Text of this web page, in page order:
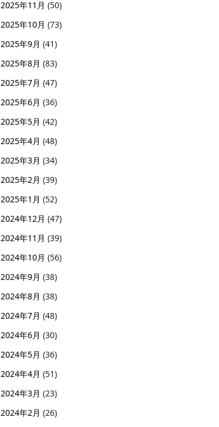
2025年11月 (50)
2025年10月 (73)
2025年9月 (41)
2025年8月 (83)
2025年7月 (47)
2025年6月 (36)
2025年5月 (42)
2025年4月 (48)
2025年3月 (34)
2025年2月 (39)
2025年1月 (52)
2024年12月 (47)
2024年11月 (39)
2024年10月 (56)
2024年9月 (38)
2024年8月 (38)
2024年7月 (48)
2024年6月 (30)
2024年5月 (36)
2024年4月 (51)
2024年3月 (23)
2024年2月 (26)